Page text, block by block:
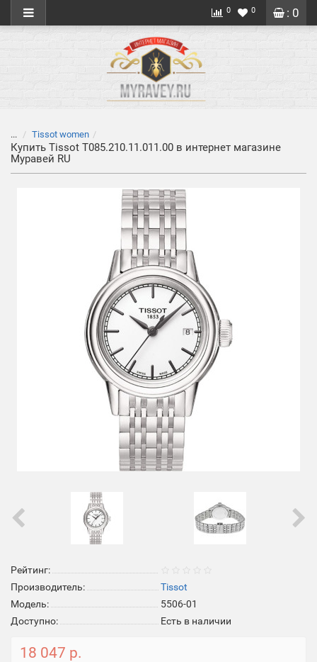
: 0
0 0
... Tissot women
Купить Tissot T085.210.11.011.00 в интернет магазине
Муравей RU
Рейтинг:
Производитель:
Tissot
Модель:
5506-01
Доступно:
Есть в наличии
18 047 р.